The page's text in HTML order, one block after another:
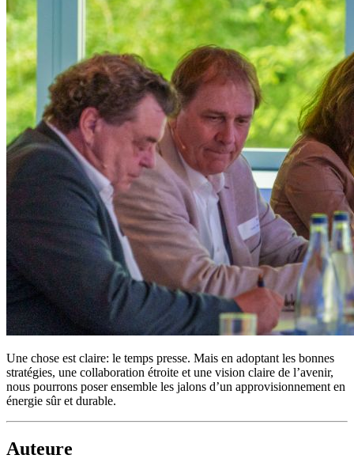
Une chose est claire: le temps presse. Mais en adoptant les bonnes
stratégies, une collaboration étroite et une vision claire de l’avenir,
nous pourrons poser ensemble les jalons d’un approvisionnement en
énergie sûr et durable.
Auteure